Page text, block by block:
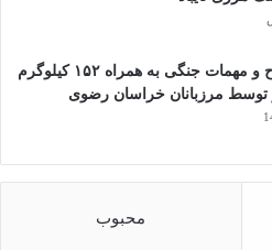
bo
tte
صیغه ای جدایی
خواهر
کشف سلاح و مهمات جنگی به همراه ۱۵۲ کیلوگرم
توسط مرزبانان خراسان رضوی
محبوب